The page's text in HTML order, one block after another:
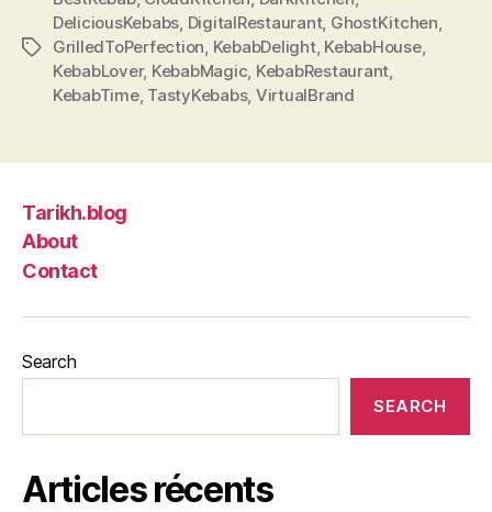
Tags
DeliciousKebabs, DigitalRestaurant, GhostKitchen,
GrilledToPerfection, KebabDelight, KebabHouse,
KebabLover, KebabMagic, KebabRestaurant,
KebabTime, TastyKebabs, VirtualBrand
Tarikh.blog
About
Contact
Search
SEARCH
Articles récents